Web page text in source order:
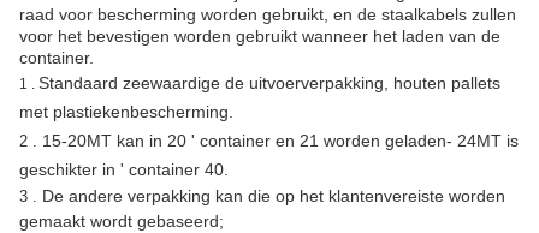
raad voor bescherming worden gebruikt, en de staalkabels zullen
voor het bevestigen worden gebruikt wanneer het laden van de
container.
1 . Standaard zeewaardige de uitvoerverpakking, houten pallets
met plastiekenbescherming.
2 . 15-20MT kan in 20 ' container en 21 worden geladen- 24MT is
geschikter in ' container 40.
3 . De andere verpakking kan die op het klantenvereiste worden
gemaakt wordt gebaseerd;